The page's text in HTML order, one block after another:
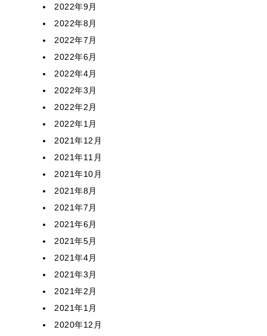
2022年9月
2022年8月
2022年7月
2022年6月
2022年4月
2022年3月
2022年2月
2022年1月
2021年12月
2021年11月
2021年10月
2021年8月
2021年7月
2021年6月
2021年5月
2021年4月
2021年3月
2021年2月
2021年1月
2020年12月